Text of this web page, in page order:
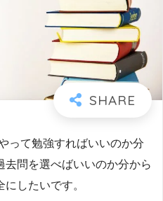
って勉強すればいいのか分
問を選べばいいのか分から
したいです。